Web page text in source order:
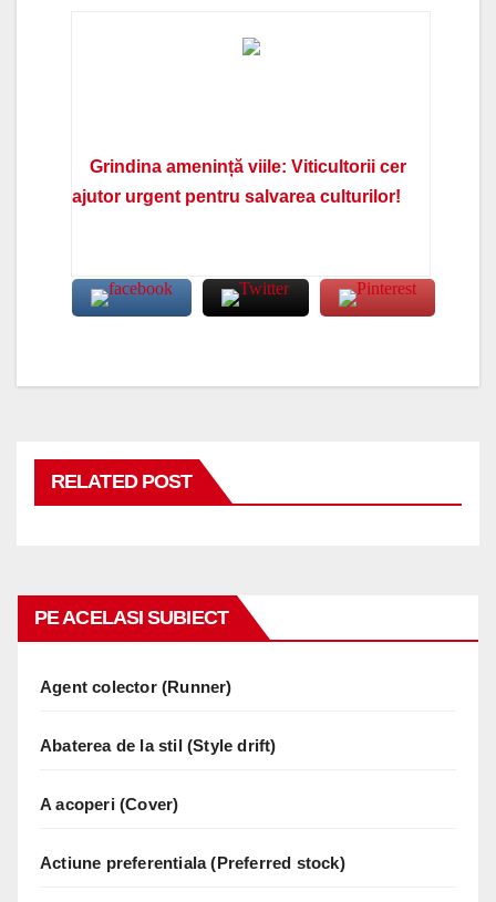
Grindina amenință viile: Viticultorii cer
ajutor urgent pentru salvarea culturilor!
RELATED POST
PE ACELASI SUBIECT
Agent colector (Runner)
Abaterea de la stil (Style drift)
A acoperi (Cover)
Actiune preferentiala (Preferred stock)